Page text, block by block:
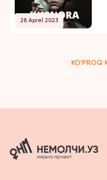
28 Aprel 2023
KO'PROQ